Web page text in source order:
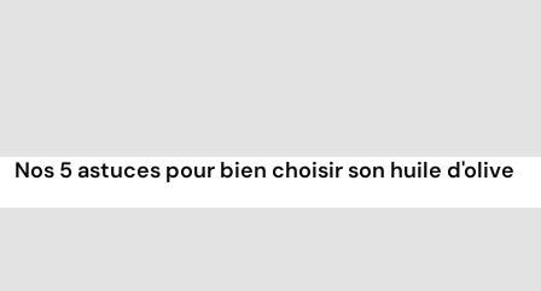
Nos 5 astuces pour bien choisir son huile d'olive